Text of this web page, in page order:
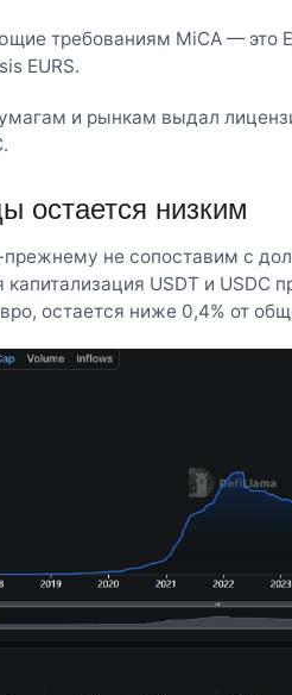
требованиям MiCA — это
EURS.
и рынкам выдал
остается низким
не сопоставим с
USDT и USDC
остается ниже 0,4% от